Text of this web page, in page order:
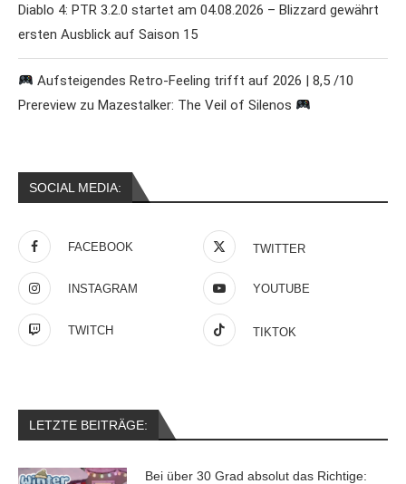
Diablo 4: PTR 3.2.0 startet am 04.08.2026 – Blizzard gewährt
ersten Ausblick auf Saison 15
Aufsteigendes Retro-Feeling trifft auf 2026 | 8,5 /10
Prereview zu Mazestalker: The Veil of Silenos
SOCIAL MEDIA:
FACEBOOK TWITTER
INSTAGRAM YOUTUBE
TWITCH TIKTOK
LETZTE BEITRÄGE:
Bei über 30 Grad absolut das Richtige: